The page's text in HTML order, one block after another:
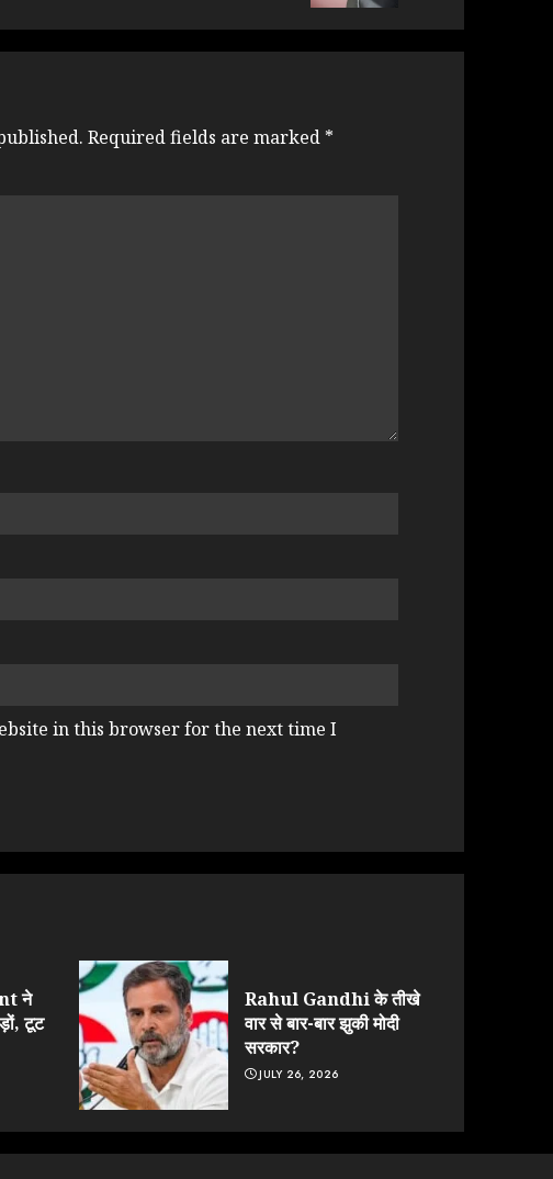
Required fields are marked *
in this browser for the next time I
ने
टूट
Rahul Gandhi के तीखे
वार से बार-बार झुकी मोदी
सरकार?
JULY 26, 2026